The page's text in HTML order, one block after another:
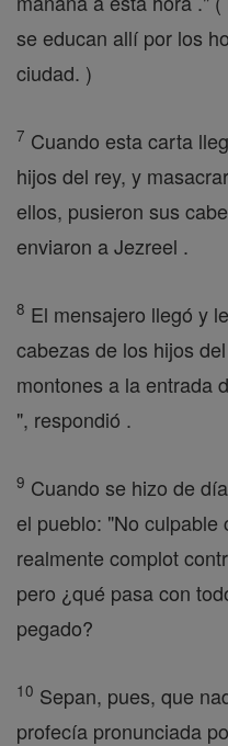
se educan allí por los
ciudad. )
7 Cuando esta carta
hijos del rey, y
ellos, pusieron sus
enviaron a Jezreel .
8 El mensajero llegó y
cabezas de los hijos
montones a la entrada
", respondió .
9 Cuando se hizo de
el pueblo: "No culpable
realmente complot
pero ¿qué pasa con
pegado?
10 Sepan, pues, que
profecía pronunciada